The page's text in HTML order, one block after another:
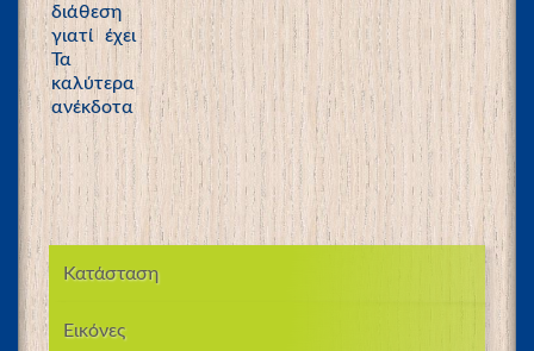
διάθεση
γιατί έχει
Τα
καλύτερα
ανέκδοτα
Κατάσταση
Εικόνες